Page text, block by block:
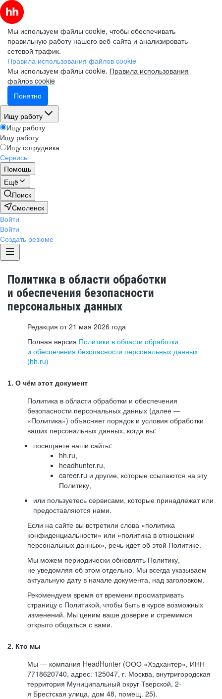
Мы используем файлы cookie, чтобы обеспечивать
правильную работу нашего веб-сайта и анализировать
сетевой трафик.
Правила использования файлов cookie
Мы используем файлы cookie. Правила использования
файлов cookie
Понятно
Ищу работу
Ищу работу
Ищу работу
Ищу сотрудника
Сервисы
Помощь
Ещё
Поиск
Смоленск
Войти
Войти
Создать резюме
Политика в области обработки
и обеспечения безопасности
персональных данных
Редакция от 21 мая 2026 года
Полная версия Политики в области обработки
и обеспечения безопасности персональных данных
(hh.ru)
1. О чём этот документ
Политика в области обработки и обеспечения
безопасности персональных данных (далее —
«Политика») объясняет порядок и условия обработки
ваших персональных данных, когда вы:
посещаете наши сайты:
hh.ru,
headhunter.ru,
career.ru и другие, которые ссылаются на эту
Политику,
или пользуетесь сервисами, которые принадлежат или
предоставляются нами.
Если на сайте вы встретили слова «политика
конфиденциальности» или «политика в отношении
персональных данных», речь идет об этой Политике.
Мы можем периодически обновлять Политику,
не уведомляя об этом отдельно. Мы всегда указываем
актуальную дату в начале документа, над заголовком.
Рекомендуем время от времени просматривать
страницу с Политикой, чтобы быть в курсе возможных
изменений. Мы ценим ваше доверие и стремимся
открыто общаться с вами.
2. Кто мы
Мы — компания HeadHunter (ООО «Хэдхантер», ИНН
7718620740, адрес: 125047, г. Москва, внутригородская
территория Муниципальный округ Тверской, 2-
я Брестская улица, дом 48, помещ. 25).